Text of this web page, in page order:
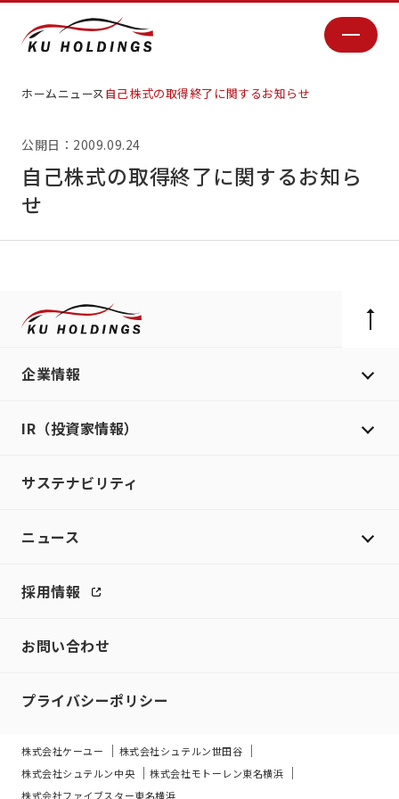
ホームニュース自己株式の取得終了に関するお知らせ
公開日：2009.09.24
自己株式の取得終了に関するお知ら
せ
企業情報
IR（投資家情報）
サステナビリティ
ニュース
採用情報
お問い合わせ
プライバシーポリシー
株式会社ケーユー
株式会社シュテルン世田谷
株式会社シュテルン中央
株式会社モトーレン東名横浜
株式会社ファイブスター東名横浜